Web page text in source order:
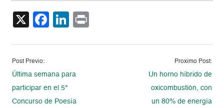
X Facebook
LinkedIn
Post Previo:
Última semana para
participar en el 5°
Concurso de Poesía
Proximo Post:
Un horno híbrido de
oxicombustión, con
un 80% de energía